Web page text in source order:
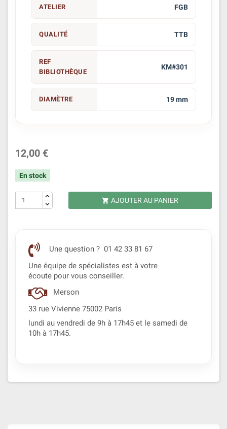
ATELIER FGB
QUALITÉ TTB
REF
BIBLIOTHÈQUE
KM#301
DIAMÈTRE 19 mm
12,00 €
En stock
 AJOUTER AU PANIER
Une question ? 01 42 33 81 67
Une équipe de spécialistes est à votre
écoute pour vous conseiller.
Merson
33 rue Vivienne 75002 Paris
lundi au vendredi de 9h à 17h45 et le samedi de
10h à 17h45.